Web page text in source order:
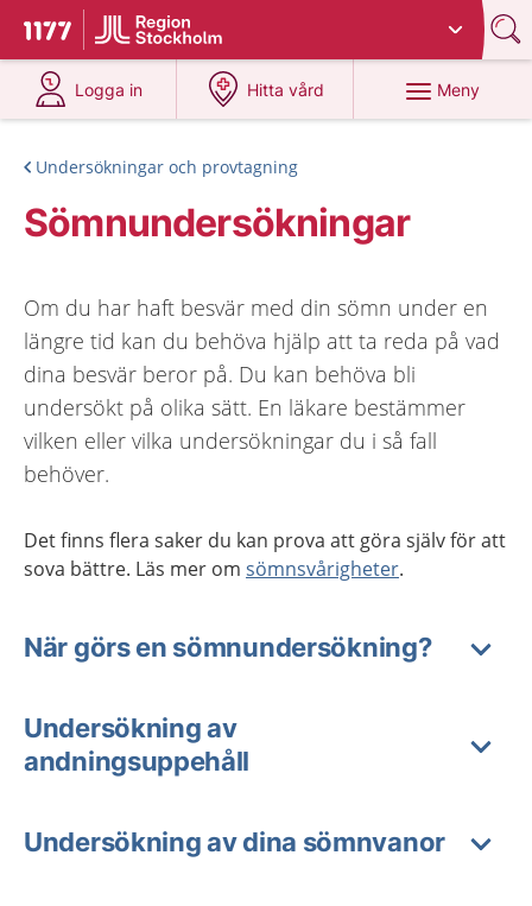
Till startsidan för 1177
Du har valt region
Logga in
på 1177.se
Hitta vård
på 1177.se
Meny
Undersökningar och provtagning
Sömnundersökningar
Om du har haft besvär med din sömn under en
längre tid kan du behöva hjälp att ta reda på vad
dina besvär beror på. Du kan behöva bli
undersökt på olika sätt. En läkare bestämmer
vilken eller vilka undersökningar du i så fall
behöver.
Det finns flera saker du kan prova att göra själv för att
sova bättre. Läs mer om sömnsvårigheter.
När görs en sömnundersökning?
Undersökning av
andningsuppehåll
Undersökning av dina sömnvanor